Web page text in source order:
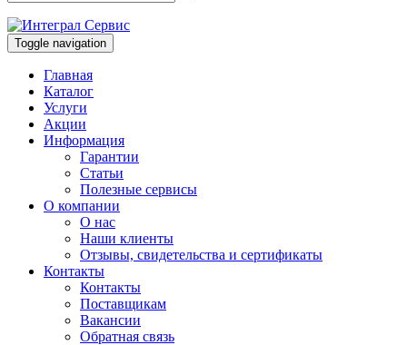
Toggle navigation
Главная
Каталог
Услуги
Акции
Информация
Гарантии
Статьи
Полезные сервисы
О компании
О нас
Наши клиенты
Отзывы, свидетельства и сертификаты
Контакты
Контакты
Поставщикам
Вакансии
Обратная связь